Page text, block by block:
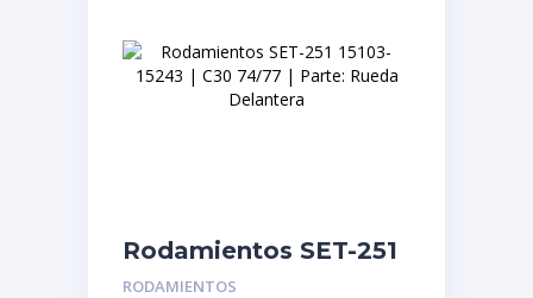
Rodamientos SET-251
15103-15243 | C30
RODAMIENTOS